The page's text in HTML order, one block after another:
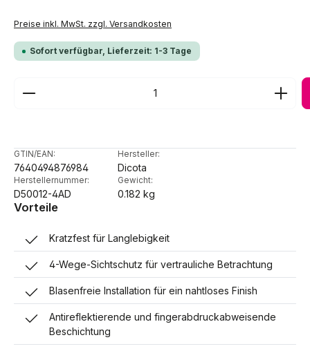
Preise inkl. MwSt. zzgl. Versandkosten
Sofort verfügbar, Lieferzeit: 1-3 Tage
Produkt Anzahl: Gib den gewünschten Wert ein
GTIN/EAN:
7640494876984
Hersteller:
Dicota
Herstellernummer:
D50012-4AD
Gewicht:
0.182 kg
Vorteile
Kratzfest für Langlebigkeit
4-Wege-Sichtschutz für vertrauliche Betrachtung
Blasenfreie Installation für ein nahtloses Finish
Antireflektierende und fingerabdruckabweisende
Beschichtung